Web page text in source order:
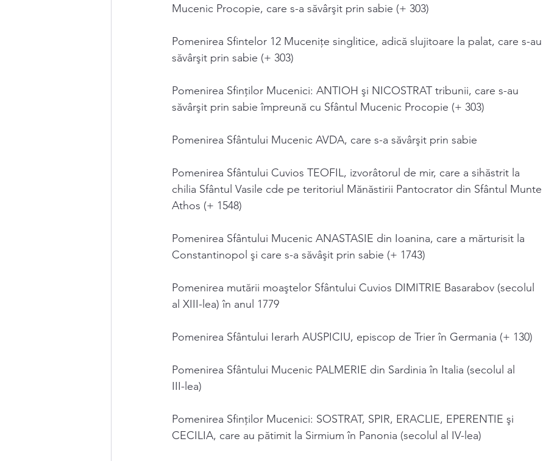
Mucenic Procopie, care s-a săvârşit prin sabie (+ 303)
Pomenirea Sfintelor 12 Muceniţe singlitice, adică slujitoare la palat, care s-au
săvârşit prin sabie (+ 303)
Pomenirea Sfinţilor Mucenici: ANTIOH şi NICOSTRAT tribunii, care s-au
săvârşit prin sabie împreună cu Sfântul Mucenic Procopie (+ 303)
Pomenirea Sfântului Mucenic AVDA, care s-a săvârşit prin sabie
Pomenirea Sfântului Cuvios TEOFIL, izvorâtorul de mir, care a sihăstrit la
chilia Sfântul Vasile cde pe teritoriul Mănăstirii Pantocrator din Sfântul Munte
Athos (+ 1548)
Pomenirea Sfântului Mucenic ANASTASIE din Ioanina, care a mărturisit la
Constantinopol şi care s-a săvâşit prin sabie (+ 1743)
Pomenirea mutării moaştelor Sfântului Cuvios DIMITRIE Basarabov (secolul
al XIII-lea) în anul 1779
Pomenirea Sfântului Ierarh AUSPICIU, episcop de Trier în Germania (+ 130)
Pomenirea Sfântului Mucenic PALMERIE din Sardinia în Italia (secolul al
III-lea)
Pomenirea Sfinţilor Mucenici: SOSTRAT, SPIR, ERACLIE, EPERENTIE şi
CECILIA, care au pătimit la Sirmium în Panonia (secolul al IV-lea)